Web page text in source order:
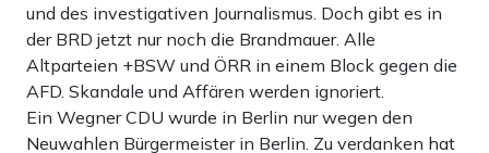
und des investigativen Journalismus. Doch gibt es in
der BRD jetzt nur noch die Brandmauer. Alle
Altparteien +BSW und ÖRR in einem Block gegen die
AFD. Skandale und Affären werden ignoriert.
Ein Wegner CDU wurde in Berlin nur wegen den
Neuwahlen Bürgermeister in Berlin. Zu verdanken hat